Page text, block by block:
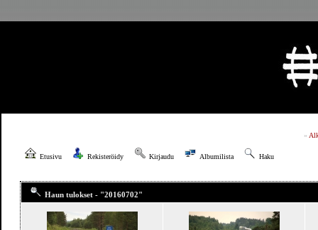
»
Etusivu Rekisteröidy Kirjaudu Albumilista Haku
Haun tulokset - "20160702"